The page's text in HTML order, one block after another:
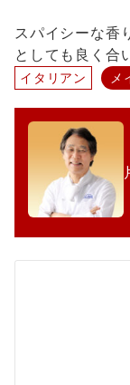
スパイシーな香
としても良く合
イタリアン メ